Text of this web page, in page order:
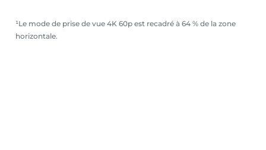
¹Le mode de prise de vue 4K 60p est recadré à 64 % de la zone
horizontale.